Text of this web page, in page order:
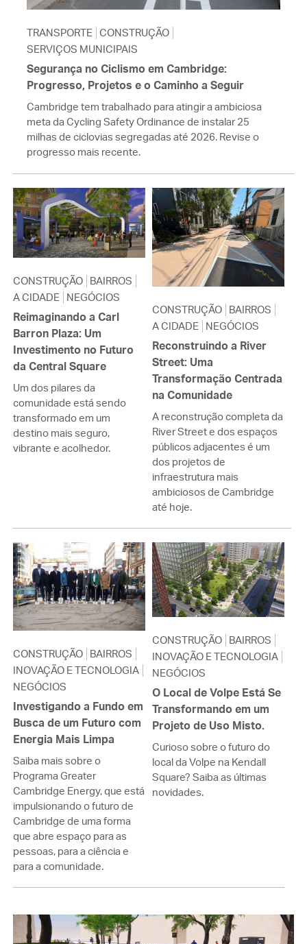
TRANSPORTE CONSTRUÇÃO
SERVIÇOS MUNICIPAIS
Segurança no Ciclismo em Cambridge:
Progresso, Projetos e o Caminho a Seguir
Cambridge tem trabalhado para atingir a ambiciosa
meta da Cycling Safety Ordinance de instalar 25
milhas de ciclovias segregadas até 2026. Revise o
progresso mais recente.
CONSTRUÇÃO BAIRROS
A CIDADE NEGÓCIOS
Reimaginando a Carl
Barron Plaza: Um
Investimento no Futuro
da Central Square
Um dos pilares da
comunidade está sendo
transformado em um
destino mais seguro,
vibrante e acolhedor.
CONSTRUÇÃO BAIRROS
A CIDADE NEGÓCIOS
Reconstruindo a River
Street: Uma
Transformação Centrada
na Comunidade
A reconstrução completa da
River Street e dos espaços
públicos adjacentes é um
dos projetos de
infraestrutura mais
ambiciosos de Cambridge
até hoje.
CONSTRUÇÃO BAIRROS
INOVAÇÃO E TECNOLOGIA
NEGÓCIOS
Investigando a Fundo em
Busca de um Futuro com
Energia Mais Limpa
Saiba mais sobre o
Programa Greater
Cambridge Energy, que está
impulsionando o futuro de
Cambridge de uma forma
que abre espaço para as
pessoas, para a ciência e
para a comunidade.
CONSTRUÇÃO BAIRROS
INOVAÇÃO E TECNOLOGIA
NEGÓCIOS
O Local de Volpe Está Se
Transformando em um
Projeto de Uso Misto.
Curioso sobre o futuro do
local da Volpe na Kendall
Square? Saiba as últimas
novidades.